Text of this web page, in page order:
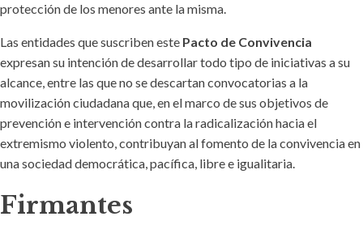
protección de los menores ante la misma.
Las entidades que suscriben este Pacto de Convivencia
expresan su intención de desarrollar todo tipo de iniciativas a su
alcance, entre las que no se descartan convocatorias a la
movilización ciudadana que, en el marco de sus objetivos de
prevención e intervención contra la radicalización hacia el
extremismo violento, contribuyan al fomento de la convivencia en
una sociedad democrática, pacífica, libre e igualitaria.
Firmantes